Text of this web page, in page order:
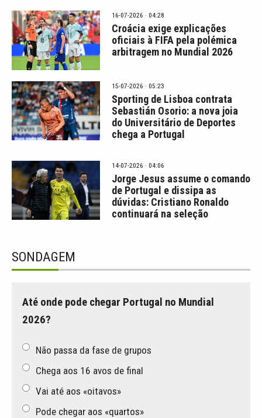
16-07-2026 · 04:28
Croácia exige explicações
oficiais à FIFA pela polémica
arbitragem no Mundial 2026
15-07-2026 · 05:23
Sporting de Lisboa contrata
Sebastián Osorio: a nova joia
do Universitário de Deportes
chega a Portugal
14-07-2026 · 04:06
Jorge Jesus assume o comando
de Portugal e dissipa as
dúvidas: Cristiano Ronaldo
continuará na seleção
SONDAGEM
Até onde pode chegar Portugal no Mundial
2026?
Não passa da fase de grupos
Chega aos 16 avos de final
Vai até aos «oitavos»
Pode chegar aos «quartos»